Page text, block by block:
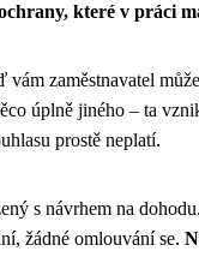
které v práci
zaměstnavatel
úplně jiného – ta
prostě neplatí.
s návrhem na
žádné omlouvání se.